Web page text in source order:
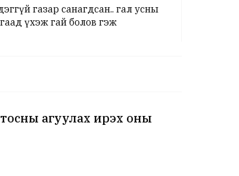
газар санагдсан.. гал усны
үхэж гай болов гэж
агуулах ирэх оны